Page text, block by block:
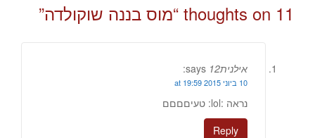
11 thoughts on “ מוס בננה שוקולדה”
אילנית12 says:
10 ביוני 2015 at 19:59
נראה :lol: טעיםםםם
Reply